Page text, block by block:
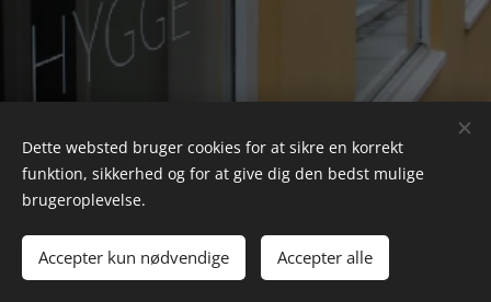
Cookies
Dette websted bruger cookies for at sikre en korrekt
funktion, sikkerhed og for at give dig den bedst mulige
brugeroplevelse.
Accepter kun nødvendige Accepter alle